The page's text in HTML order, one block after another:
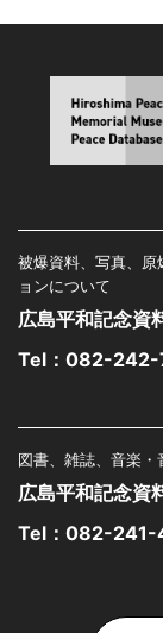
被爆資料、写真、原
ョンについて
広島平和記念資
Tel： 082-242-
図書、雑誌、音楽
広島平和記念資
Tel： 082-241-